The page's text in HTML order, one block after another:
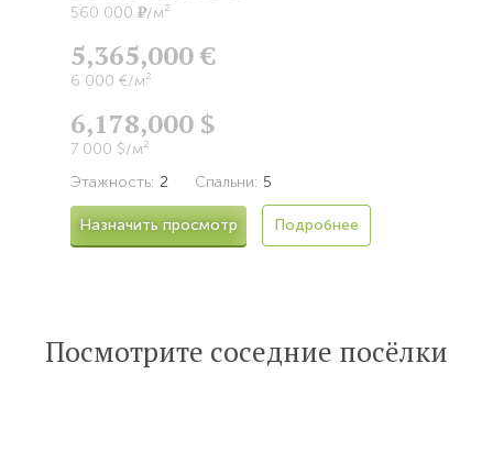
560 000 Р/м²
5,365,000 €
6 000 €/м²
6,178,000 $
7 000 $/м²
Этажность: 2 Спальни: 5
Назначить просмотр Подробнее
Посмотрите соседние посёлки